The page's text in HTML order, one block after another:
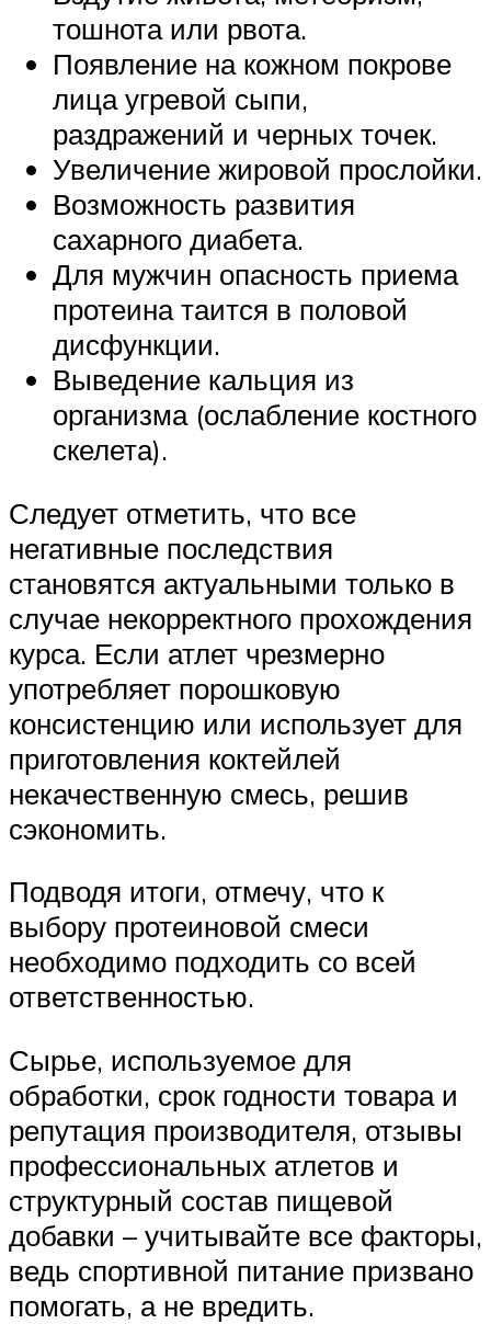
тошнота или рвота.
Появление на кожном покрове
лица угревой сыпи,
раздражений и черных точек.
Увеличение жировой прослойки.
Возможность развития
сахарного диабета.
Для мужчин опасность приема
протеина таится в половой
дисфункции.
Выведение кальция из
организма (ослабление костного
скелета).
Следует отметить, что все
негативные последствия
становятся актуальными только в
случае некорректного прохождения
курса. Если атлет чрезмерно
употребляет порошковую
консистенцию или использует для
приготовления коктейлей
некачественную смесь, решив
сэкономить.
Подводя итоги, отмечу, что к
выбору протеиновой смеси
необходимо подходить со всей
ответственностью.
Сырье, используемое для
обработки, срок годности товара и
репутация производителя, отзывы
профессиональных атлетов и
структурный состав пищевой
добавки – учитывайте все факторы,
ведь спортивной питание призвано
помогать, а не вредить.